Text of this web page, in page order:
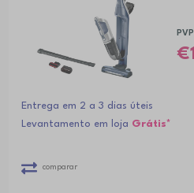
Entrega em 2 a 3 dias úteis
Levantamento em loja Grátis*
comparar